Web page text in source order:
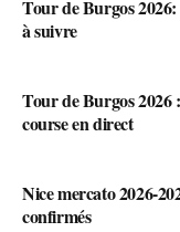
Tour de Burgos 2026:
à suivre
Tour de Burgos
course en direct
Nice mercato 2026-
confirmés